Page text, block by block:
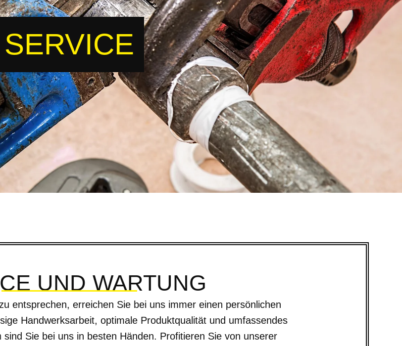
SERVICE
UND WARTUNG
entsprechen, erreichen Sie bei uns immer einen persönlichen
Handwerksarbeit, optimale Produktqualität und umfassendes
Sie bei uns in besten Händen. Profitieren Sie von unserer